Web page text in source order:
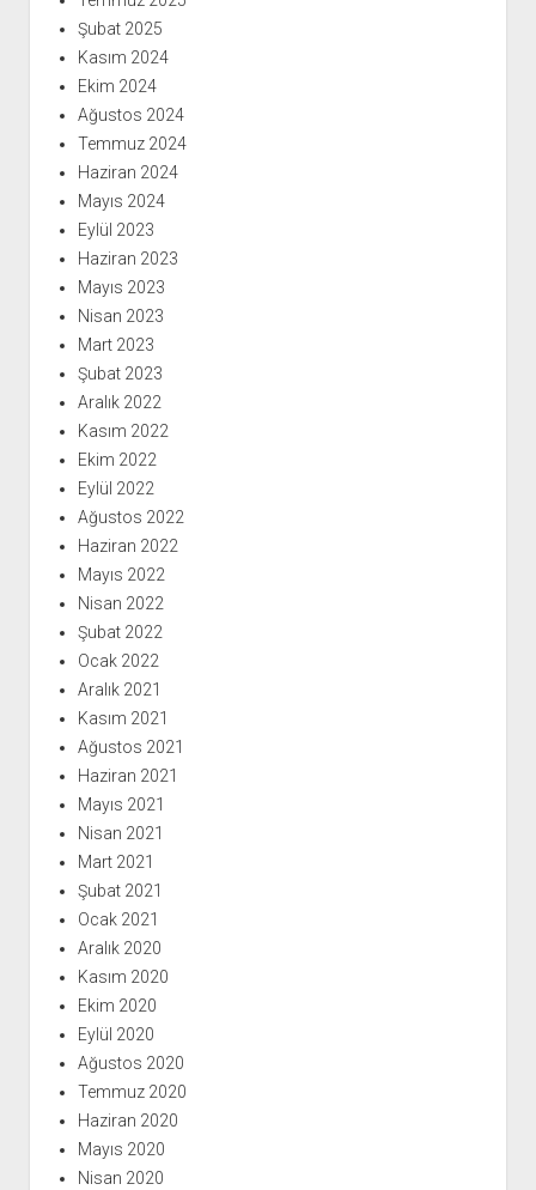
Şubat 2025
Kasım 2024
Ekim 2024
Ağustos 2024
Temmuz 2024
Haziran 2024
Mayıs 2024
Eylül 2023
Haziran 2023
Mayıs 2023
Nisan 2023
Mart 2023
Şubat 2023
Aralık 2022
Kasım 2022
Ekim 2022
Eylül 2022
Ağustos 2022
Haziran 2022
Mayıs 2022
Nisan 2022
Şubat 2022
Ocak 2022
Aralık 2021
Kasım 2021
Ağustos 2021
Haziran 2021
Mayıs 2021
Nisan 2021
Mart 2021
Şubat 2021
Ocak 2021
Aralık 2020
Kasım 2020
Ekim 2020
Eylül 2020
Ağustos 2020
Temmuz 2020
Haziran 2020
Mayıs 2020
Nisan 2020